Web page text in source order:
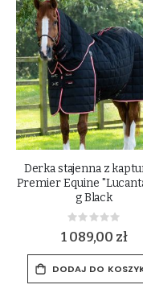
Derka stajenna z
Premier Equine
g Black
Rating:
0%
1 089,00 zł
DODAJ DO